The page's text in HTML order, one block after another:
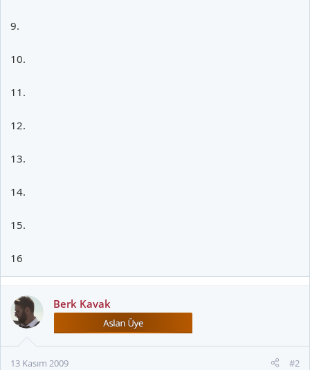
9.
10.
11.
12.
13.
14.
15.
16
Berk Kavak
13 Kasım 2009 #2